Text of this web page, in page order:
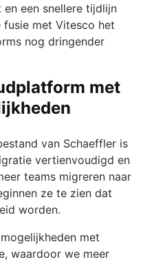
een snellere tijdlijn
met Vitesco het
nog dringender
met
van Schaeffler is
vertienvoudigd en
teams migreren naar
ze te zien dat
worden.
met
waardoor we meer